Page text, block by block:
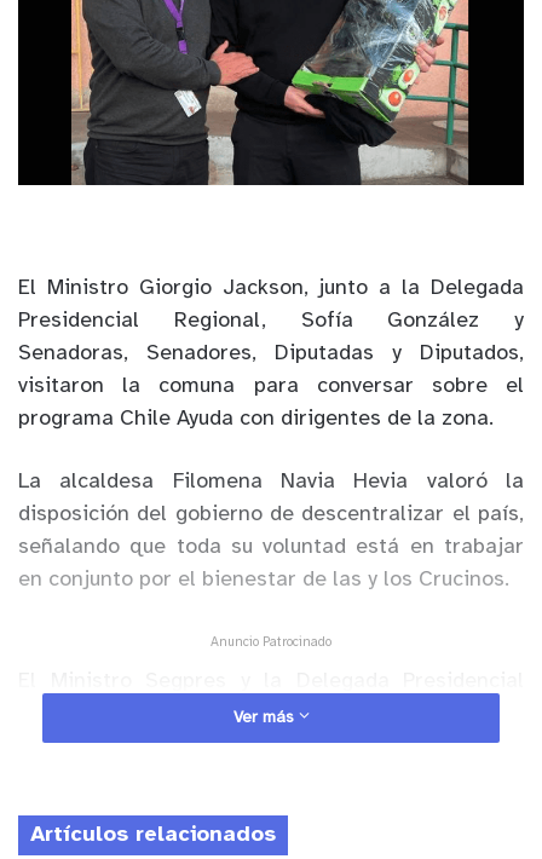
El Ministro Giorgio Jackson, junto a la Delegada
Presidencial Regional, Sofía González y
Senadoras, Senadores, Diputadas y Diputados,
visitaron la comuna para conversar sobre el
programa Chile Ayuda con dirigentes de la zona.
La alcaldesa Filomena Navia Hevia valoró la
disposición del gobierno de descentralizar el país,
señalando que toda su voluntad está en trabajar
en conjunto por el bienestar de las y los Crucinos.
Anuncio Patrocinado
Regional, resolvieron dudas de la comunidad,
además de entregarles el apoyo y comprometerse
conocer los programas implementados desde el
gobierno.
Ver más
Artículos relacionados